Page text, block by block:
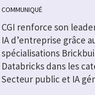
COMMUNIQUÉ
CGI renforce son
IA d’entreprise grâce
spécialisations
Databricks dans les
Secteur public et IA